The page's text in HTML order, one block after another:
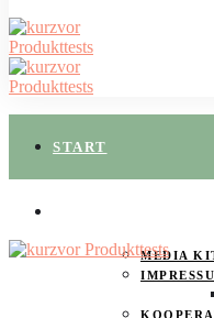
START
MEDIA